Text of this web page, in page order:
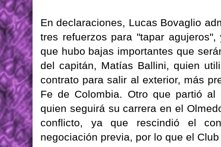
En declaraciones, Lucas Bovaglio
tres refuerzos para "tapar
que hubo bajas importantes que
del capitán, Matías Ballini, quien
contrato para salir al exterior, más
Fe de Colombia. Otro que partió al
quien seguirá su carrera en el
conflicto, ya que rescindió el
negociación previa, por lo que el